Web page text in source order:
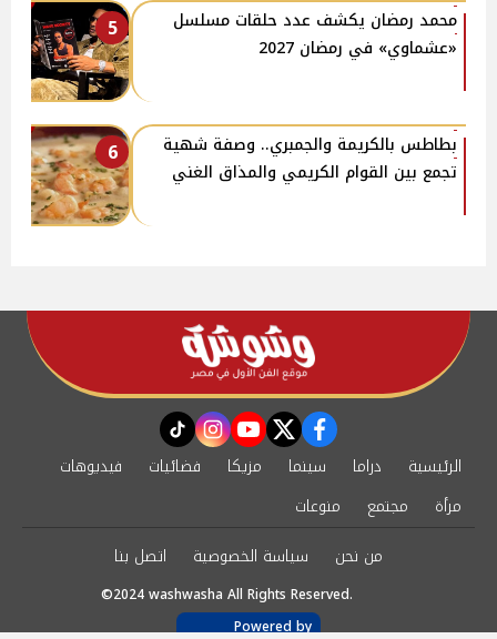
5
محمد رمضان يكشف عدد حلقات مسلسل
«عشماوي» في رمضان 2027
6
بطاطس بالكريمة والجمبري.. وصفة شهية
تجمع بين القوام الكريمي والمذاق الغني
facebook
twitter
youtube
instagram
tiktok
الرئيسية دراما سينما مزيكا فضائيات
فيديوهات
مرأة
مجتمع
منوعات
من نحن
سياسة الخصوصية اتصل بنا
©2024 washwasha All Rights Reserved.
Powered by